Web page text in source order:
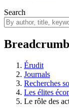
Search
Breadcrumb
Érudit
Journals
Recherches
Les élites
Le rôle des